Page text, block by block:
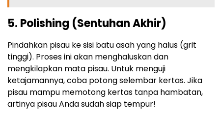
5. Polishing (Sentuhan Akhir)
Pindahkan pisau ke sisi batu asah yang halus (grit
tinggi). Proses ini akan menghaluskan dan
mengkilapkan mata pisau. Untuk menguji
ketajamannya, coba potong selembar kertas. Jika
pisau mampu memotong kertas tanpa hambatan,
artinya pisau Anda sudah siap tempur!